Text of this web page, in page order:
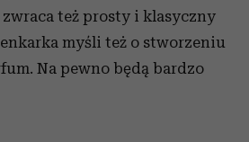
też prosty i klasyczny
myśli też o stworzeniu
Na pewno będą bardzo